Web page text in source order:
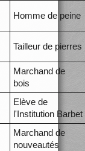
Homme de peine
Tailleur de pierres
Marchand de
bois
Elève de
l'Institution Barbet
Marchand de
nouveautés